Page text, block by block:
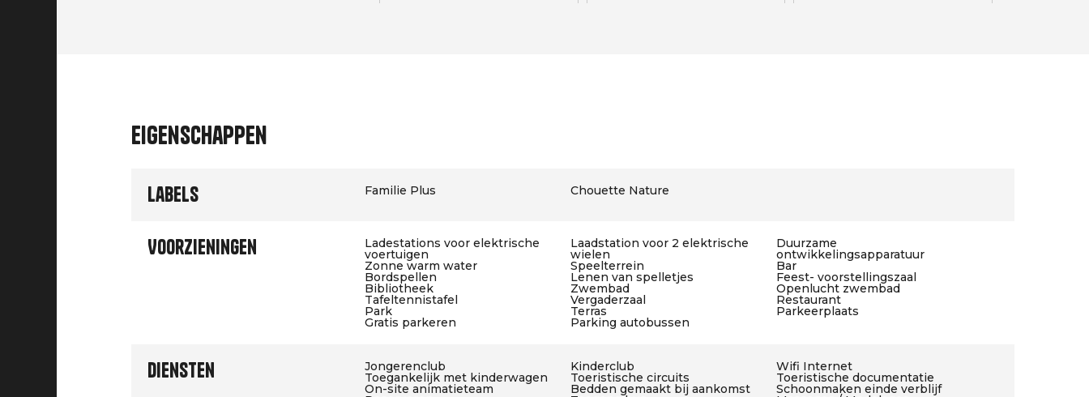
Eigenschappen
Labels Familie Plus Chouette Nature
Voorzieningen Ladestations voor elektrische
voertuigen
Laadstation voor 2 elektrische
wielen
Duurzame
ontwikkelingsapparatuur
Zonne warm water Speelterrein Bar
Bordspellen Lenen van spelletjes Feest- voorstellingszaal
Bibliotheek Zwembad Openlucht zwembad
Tafeltennistafel Vergaderzaal Restaurant
Park Terras Parkeerplaats
Gratis parkeren Parking autobussen
Diensten Jongerenclub Kinderclub Wifi Internet
Toegankelijk met kinderwagen Toeristische circuits Toeristische documentatie
On-site animatieteam Bedden gemaakt bij aankomst Schoonmaken einde verblijf